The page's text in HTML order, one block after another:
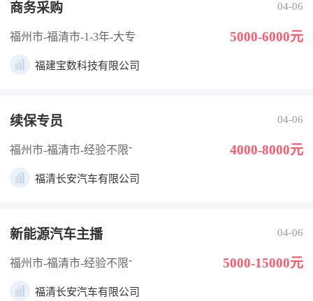
商务采购 04-06
福州市-福清市-1-3年-大专 5000-6000元
福建宝数科技有限公司
续保专员 04-06
福州市-福清市-经验不限- 4000-8000元
福清长安汽车有限公司
新能源汽车主播 04-06
福州市-福清市-经验不限- 5000-15000元
福清长安汽车有限公司